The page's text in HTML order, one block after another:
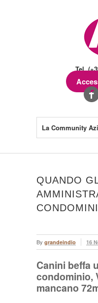
Tel.
La Community
QUANDO
By grandeindio 16
Canini beffa
condominio,
mancano